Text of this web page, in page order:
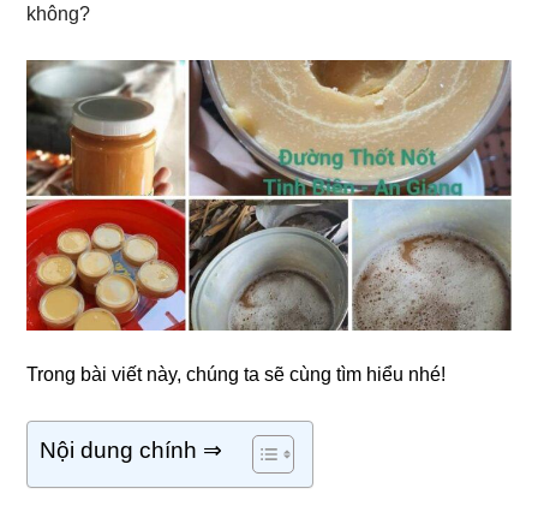
không?
Trong bài viết này, chúng ta sẽ cùng tìm hiểu nhé!
Nội dung chính ⇒